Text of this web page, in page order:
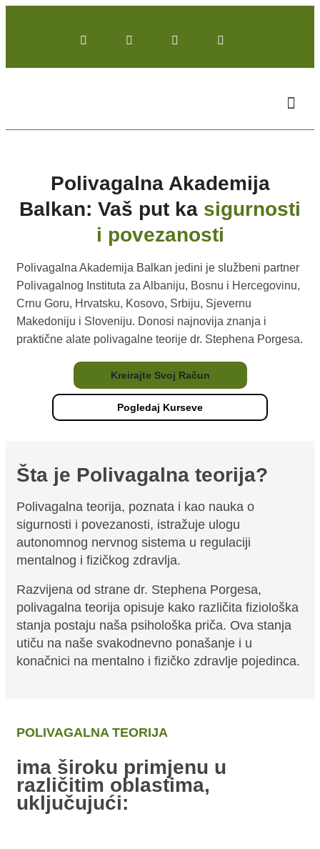
Polivagalna Akademija
Balkan: Vaš put ka sigurnosti
i povezanosti
Polivagalna Akademija Balkan jedini je službeni partner
Polivagalnog Instituta za Albaniju, Bosnu i Hercegovinu,
Crnu Goru, Hrvatsku, Kosovo, Srbiju, Sjevernu
Makedoniju i Sloveniju. Donosi najnovija znanja i
praktične alate polivagalne teorije dr. Stephena Porgesa.
Kreirajte Svoj Račun
Pogledaj Kurseve
Šta je Polivagalna teorija?
Polivagalna teorija, poznata i kao nauka o
sigurnosti i povezanosti, istražuje ulogu
autonomnog nervnog sistema u regulaciji
mentalnog i fizičkog zdravlja.
Razvijena od strane dr. Stephena Porgesa,
polivagalna teorija opisuje kako različita fiziološka
stanja postaju naša psihološka priča. Ova stanja
utiču na naše svakodnevno ponašanje i u
konačnici na mentalno i fizičko zdravlje pojedinca.
POLIVAGALNA TEORIJA
ima široku primjenu u
različitim oblastima,
uključujući: